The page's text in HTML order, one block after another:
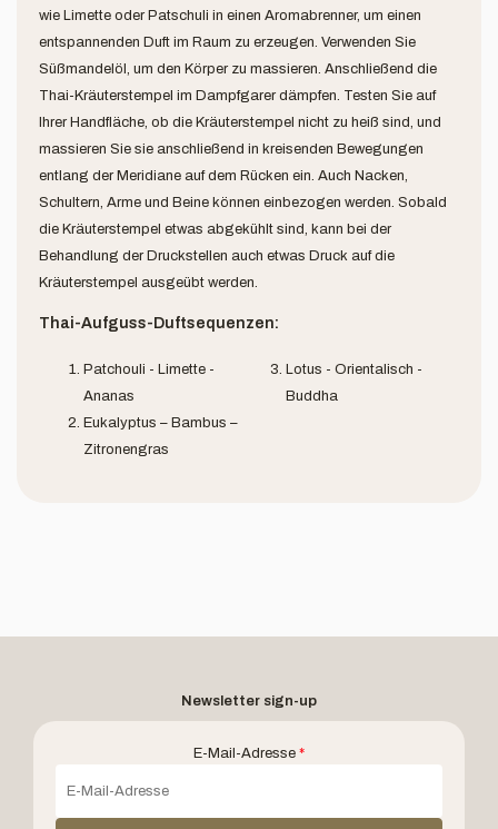
wie Limette oder Patschuli in einen Aromabrenner, um einen
entspannenden Duft im Raum zu erzeugen. Verwenden Sie
Süßmandelöl, um den Körper zu massieren. Anschließend die
Thai-Kräuterstempel im Dampfgarer dämpfen. Testen Sie auf
Ihrer Handfläche, ob die Kräuterstempel nicht zu heiß sind, und
massieren Sie sie anschließend in kreisenden Bewegungen
entlang der Meridiane auf dem Rücken ein. Auch Nacken,
Schultern, Arme und Beine können einbezogen werden. Sobald
die Kräuterstempel etwas abgekühlt sind, kann bei der
Behandlung der Druckstellen auch etwas Druck auf die
Kräuterstempel ausgeübt werden.
Thai-Aufguss-Duftsequenzen:
Patchouli - Limette -
Ananas
Eukalyptus – Bambus –
Zitronengras
Lotus - Orientalisch -
Buddha
Newsletter sign-up
E-Mail-Adresse *